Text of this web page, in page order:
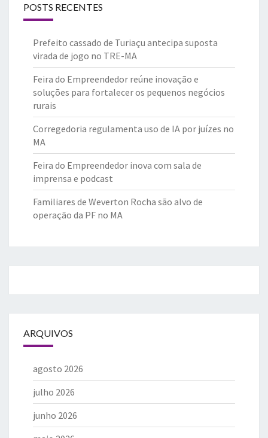
POSTS RECENTES
Prefeito cassado de Turiaçu antecipa suposta
virada de jogo no TRE-MA
Feira do Empreendedor reúne inovação e
soluções para fortalecer os pequenos negócios
rurais
Corregedoria regulamenta uso de IA por juízes no
MA
Feira do Empreendedor inova com sala de
imprensa e podcast
Familiares de Weverton Rocha são alvo de
operação da PF no MA
ARQUIVOS
agosto 2026
julho 2026
junho 2026